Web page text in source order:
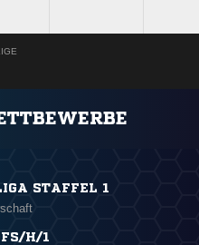
STAFFEL 1
H/1